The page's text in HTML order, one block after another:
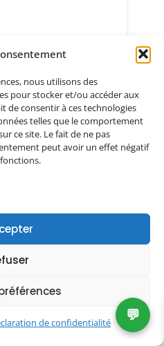
nous utilisons des
pour stocker et/ou accéder aux
de consentir à ces technologies
telles que le comportement
ce site. Le fait de ne pas
peut avoir un effet négatif
de confidentialité
qu’il soit privé ou
plus à réunir des
💬